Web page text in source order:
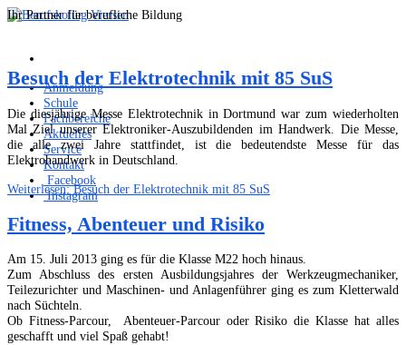
Ihr Partner für berufliche Bildung
Anmeldung
Schule
Fachbereiche
Aktuelles
Service
Kontakt
Facebook
Instagram
Besuch der Elektrotechnik mit 85 SuS
Die diesjährige Messe Elektrotechnik in Dortmund war zum wiederholten
Mal Ziel unserer Elektroniker-Auszubildenden im Handwerk. Die Messe,
die alle zwei Jahre stattfindet, ist die bedeutendste Messe für das
Elektrohandwerk in Deutschland.
Weiterlesen: Besuch der Elektrotechnik mit 85 SuS
Fitness, Abenteuer und Risiko
Am 15. Juli 2013 ging es für die Klasse M22 hoch hinaus.
Zum Abschluss des ersten Ausbildungsjahres der Werkzeugmechaniker,
Teilezurichter und Maschinen- und Anlagenführer ging es zum Kletterwald
nach Süchteln.
Ob Fitness-Parcour, Abenteuer-Parcour oder Risiko die Klasse hat alles
geschafft und viel Spaß gehabt!